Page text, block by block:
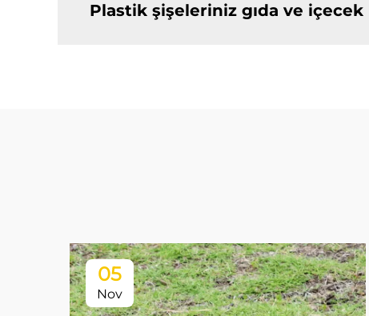
Plastik şişeleriniz gıda ve
05
Nov